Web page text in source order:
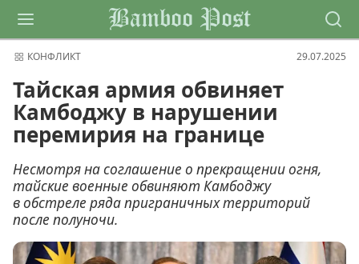
Bamboo Post
КОНФЛИКТ 29.07.2025
Тайская армия обвиняет
Камбоджу в нарушении
перемирия на границе
Несмотря на соглашение о прекращении огня,
тайские военные обвиняют Камбоджу
в обстреле ряда приграничных территорий
после полуночи.